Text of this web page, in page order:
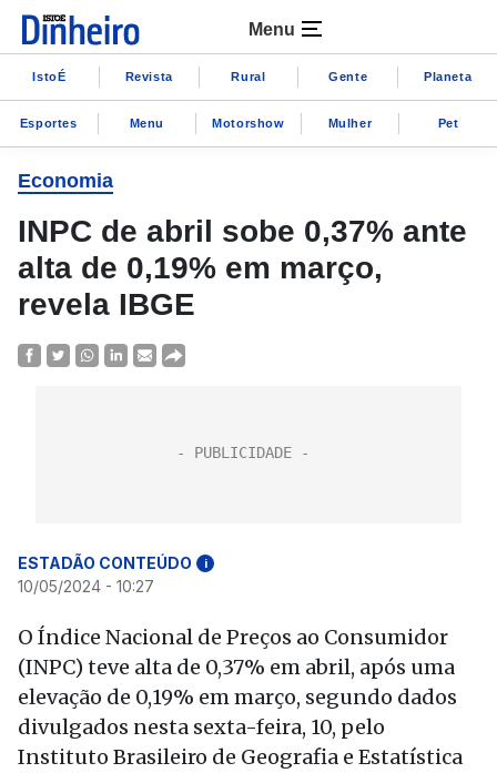
Menu
IstoÉ Revista Rural Gente Planeta
Esportes Menu Motorshow Mulher Pet
Economia
INPC de abril sobe 0,37% ante
alta de 0,19% em março,
revela IBGE
ESTADÃO CONTEÚDO i
10/05/2024 - 10:27
O Índice Nacional de Preços ao Consumidor
(INPC) teve alta de 0,37% em abril, após uma
elevação de 0,19% em março, segundo dados
divulgados nesta sexta-feira, 10, pelo
Instituto Brasileiro de Geografia e Estatística